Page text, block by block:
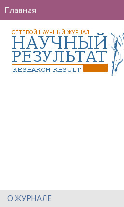
Главная
О ЖУРНАЛЕ